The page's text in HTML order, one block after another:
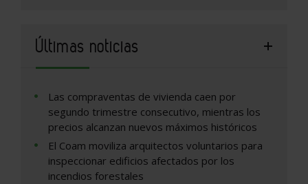
Últimas noticias
Las compraventas de vivienda caen por
segundo trimestre consecutivo, mientras los
precios alcanzan nuevos máximos históricos
El Coam moviliza arquitectos voluntarios para
inspeccionar edificios afectados por los
incendios forestales